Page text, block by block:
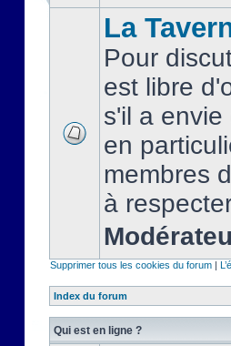
La
Pour
est libre
s'il a
en
membres
à
Supprimer tous les cookies du forum |
Index du forum
Qui est en ligne ?